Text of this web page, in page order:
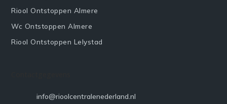
Riool Ontstoppen Almere
Wc Ontstoppen Almere
Riool Ontstoppen Lelystad
info@rioolcentralenederland.nl